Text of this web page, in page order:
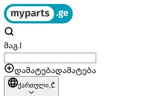
მაგ.|
დამატებადამატება
ქართული,₾